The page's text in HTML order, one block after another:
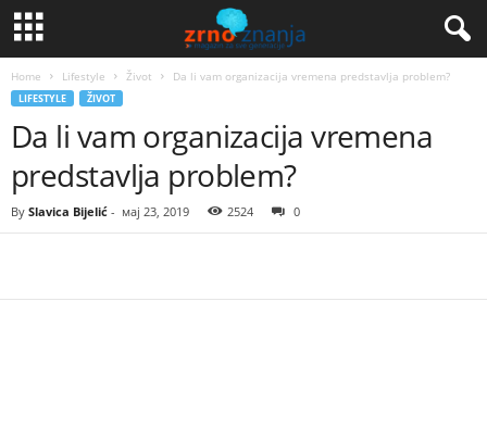
Home Lifestyle Život Da li vam organizacija vremena predstavlja problem?
LIFESTYLE ŽIVOT
Da li vam organizacija vremena
predstavlja problem?
By Slavica Bijelić - мај 23, 2019 2524 0